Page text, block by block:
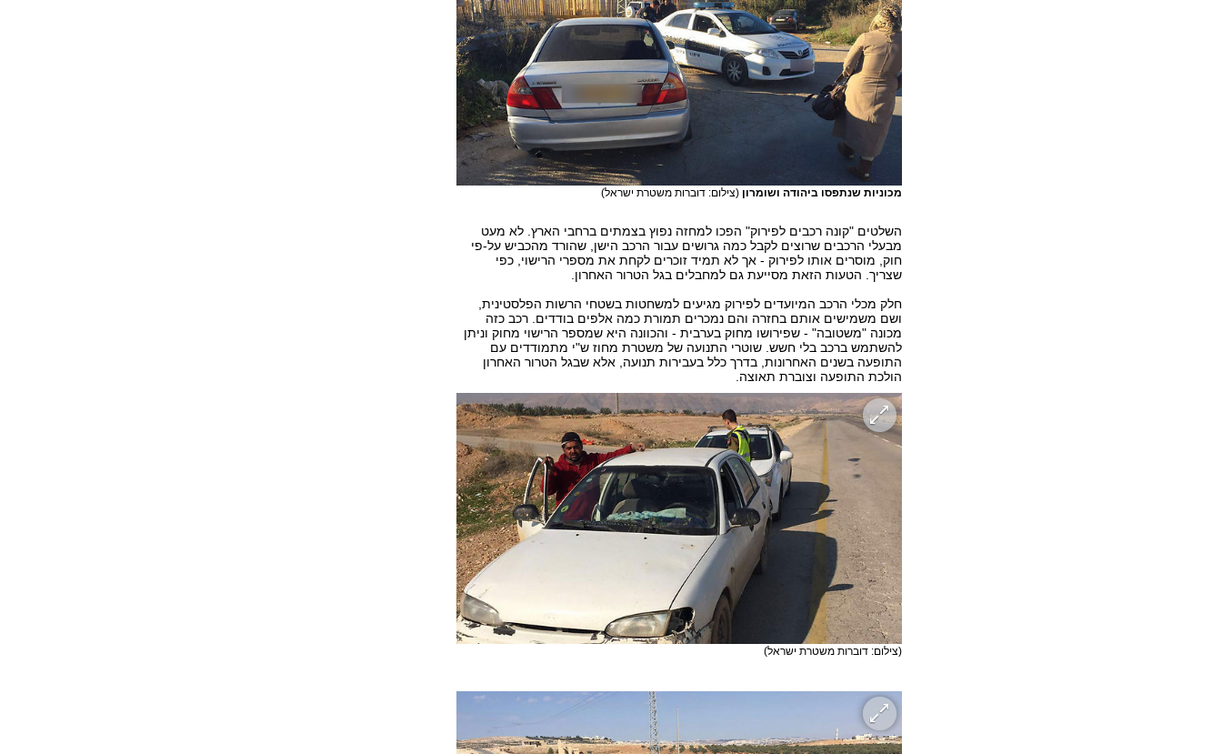
מכוניות שנתפסו ביהודה ושומרון (צילום: דוברות משטרת ישראל)
השלטים "קונה רכבים לפירוק" הפכו למחזה נפוץ בצמתים ברחבי הארץ. לא מעט
מבעלי הרכבים שרוצים לקבל כמה גרושים עבור הרכב הישן, שהורד מהכביש על-פי
חוק, מוסרים אותו לפירוק - אך לא תמיד זוכרים לקחת את מספרי הרישוי, כפי
שצריך. הטעות הזאת מסייעת גם למחבלים בגל הטרור האחרון.
חלק מכלי הרכב המיועדים לפירוק מגיעים למשחטות בשטחי הרשות הפלסטינית,
ושם משמישים אותם בחזרה והם נמכרים תמורת כמה אלפים בודדים. רכב כזה
מכונה "משטובה" - שפירושו מחוק בערבית - והכוונה היא שמספר הרישוי מחוק וניתן
להשתמש ברכב בלי חשש. שוטרי התנועה של משטרת מחוז ש"י מתמודדים עם
התופעה בשנים האחרונות, בדרך כלל בעבירות תנועה, אלא שבגל הטרור האחרון
הולכת התופעה וצוברת תאוצה.
(צילום: דוברות משטרת ישראל)